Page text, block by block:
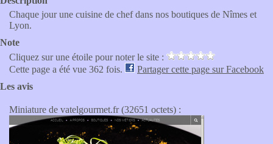
Chaque jour une cuisine de chef dans nos boutiques de Nîmes et
Lyon.
Note
Cliquez sur une étoile pour noter le site :
Cette page a été vue 362 fois.
Partager cette page sur Facebook
Les avis
Miniature de vatelgourmet.fr (32651 octets) :